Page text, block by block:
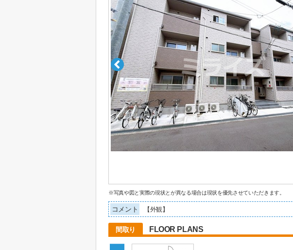
※写真や図と実際の現状とが異なる場合は現状を優先させていただきます。
コメント 【外観】
間取り FLOOR PLANS